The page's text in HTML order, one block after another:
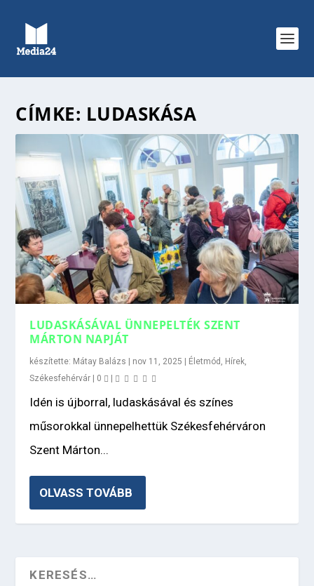
CÍMKE: LUDASKÁSA
LUDASKÁSÁVAL ÜNNEPELTÉK SZENT
MÁRTON NAPJÁT
készítette: Mátay Balázs | nov 11, 2025 | Életmód Hírek
Székesfehérvár | 0 |
Idén is újborral, ludaskásával és színes
műsorokkal ünnepelhettük Székesfehérváron
Szent Márton...
OLVASS TOVÁBB